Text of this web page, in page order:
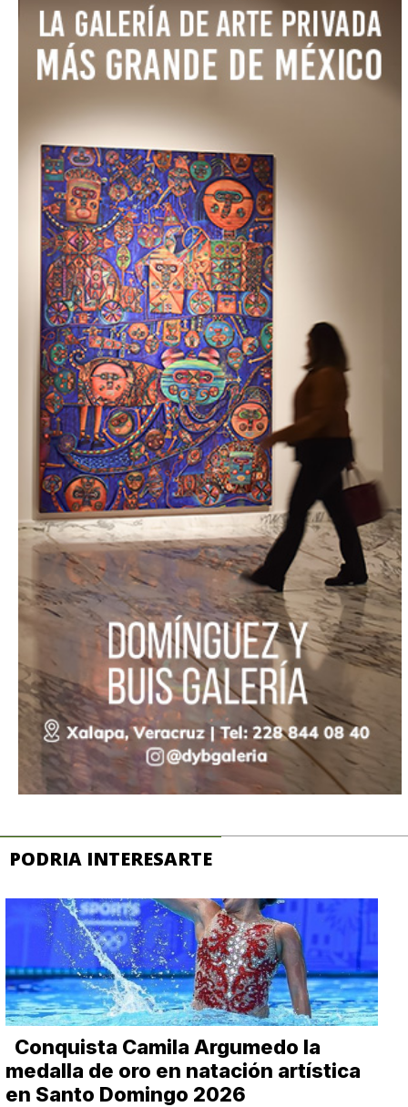
PODRIA INTERESARTE
Conquista Camila Argumedo la
medalla de oro en natación artística
en Santo Domingo 2026